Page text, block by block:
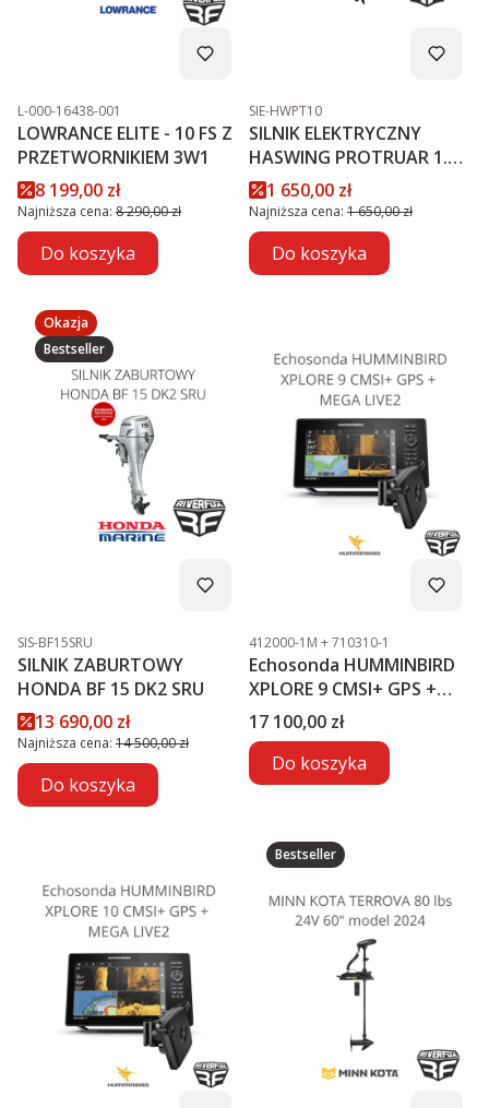
Kod produktu
L-000-16438-001
LOWRANCE ELITE - 10 FS Z
PRZETWORNIKIEM 3W1
Cena promocyjna
8 199,00 zł
Najniższa cena: 8 290,00 zł
Do koszyka
Kod produktu
SIE-HWPT10
SILNIK ELEKTRYCZNY
HASWING PROTRUAR 1.0 -
12VCena promocyjna
1 650,00 zł
Najniższa cena: 1 650,00 zł
Do koszyka
Okazja
Bestseller
Kod produktu
SIS-BF15SRU
SILNIK ZABURTOWY
HONDA BF 15 DK2 SRU
Cena promocyjna
13 690,00 zł
Najniższa cena: 14 500,00 zł
Do koszyka
Kod produktu
412000-1M + 710310-1
Echosonda HUMMINBIRD
XPLORE 9 CMSI+ GPS +
MEGA LIVE2
Cena
17 100,00 zł
Do koszyka
Bestseller